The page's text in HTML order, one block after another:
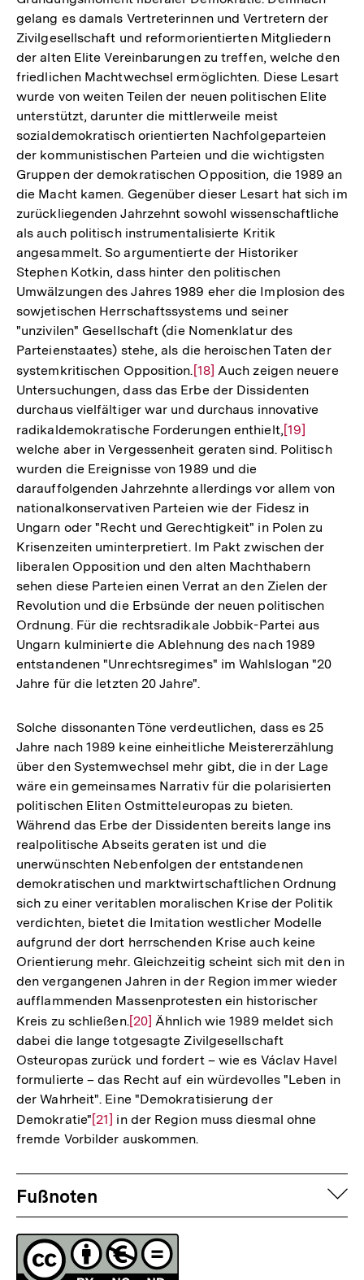
gelang es damals Vertreterinnen und Vertretern der
Zivilgesellschaft und reformorientierten Mitgliedern
der alten Elite Vereinbarungen zu treffen, welche den
friedlichen Machtwechsel ermöglichten. Diese Lesart
wurde von weiten Teilen der neuen politischen Elite
unterstützt, darunter die mittlerweile meist
sozialdemokratisch orientierten Nachfolgeparteien
der kommunistischen Parteien und die wichtigsten
Gruppen der demokratischen Opposition, die 1989 an
die Macht kamen. Gegenüber dieser Lesart hat sich im
zurückliegenden Jahrzehnt sowohl wissenschaftliche
als auch politisch instrumentalisierte Kritik
angesammelt. So argumentierte der Historiker
Stephen Kotkin, dass hinter den politischen
Umwälzungen des Jahres 1989 eher die Implosion des
sowjetischen Herrschaftssystems und seiner
"unzivilen" Gesellschaft (die Nomenklatur des
Parteienstaates) stehe, als die heroischen Taten der
systemkritischen Opposition. Zur
Auflösung
der
Fußnote
[18] Auch zeigen neuere
Untersuchungen, dass das Erbe der Dissidenten
durchaus vielfältiger war und durchaus innovative
radikaldemokratische Forderungen enthielt,Zur
Auflösung
Fußnote
[19]
welche aber in Vergessenheit geraten sind. Politisch
wurden die Ereignisse von 1989 und die
darauffolgenden Jahrzehnte allerdings vor allem von
nationalkonservativen Parteien wie der Fidesz in
Ungarn oder "Recht und Gerechtigkeit" in Polen zu
Krisenzeiten uminterpretiert. Im Pakt zwischen der
liberalen Opposition und den alten Machthabern
sehen diese Parteien einen Verrat an den Zielen der
Revolution und die Erbsünde der neuen politischen
Ordnung. Für die rechtsradikale Jobbik-Partei aus
Ungarn kulminierte die Ablehnung des nach 1989
entstandenen "Unrechtsregimes" im Wahlslogan "20
Jahre für die letzten 20 Jahre".
Solche dissonanten Töne verdeutlichen, dass es 25
Jahre nach 1989 keine einheitliche Meistererzählung
über den Systemwechsel mehr gibt, die in der Lage
wäre ein gemeinsames Narrativ für die polarisierten
politischen Eliten Ostmitteleuropas zu bieten.
Während das Erbe der Dissidenten bereits lange ins
realpolitische Abseits geraten ist und die
unerwünschten Nebenfolgen der entstandenen
demokratischen und marktwirtschaftlichen Ordnung
sich zu einer veritablen moralischen Krise der Politik
verdichten, bietet die Imitation westlicher Modelle
aufgrund der dort herrschenden Krise auch keine
Orientierung mehr. Gleichzeitig scheint sich mit den in
den vergangenen Jahren in der Region immer wieder
aufflammenden Massenprotesten ein historischer
Kreis zu schließen.Zur
Auflösung
der
Fußnote
[20] Ähnlich wie 1989 meldet sich
dabei die lange totgesagte Zivilgesellschaft
Osteuropas zurück und fordert – wie es Václav Havel
formulierte – das Recht auf ein würdevolles "Leben in
der Wahrheit". Eine "Demokratisierung der
Demokratie"Zur
Auflösung
[21] in der Region muss diesmal ohne
fremde Vorbilder auskommen.
Fussnoten
Fußnoten
Lizenz